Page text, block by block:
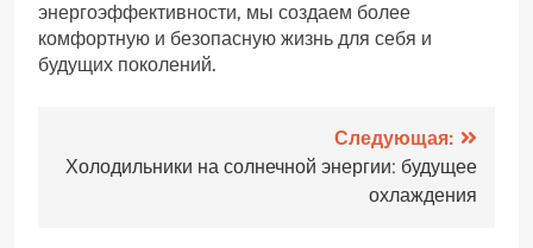
энергоэффективности, мы создаем более
комфортную и безопасную жизнь для себя и
будущих поколений.
по
Следующая:
Холодильники на солнечной энергии: будущее
охлаждения